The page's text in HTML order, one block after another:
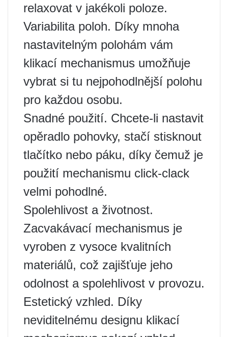
relaxovat v jakékoli poloze.
Variabilita poloh. Díky mnoha
nastavitelným polohám vám
klikací mechanismus umožňuje
vybrat si tu nejpohodlnější polohu
pro každou osobu.
Snadné použití. Chcete-li nastavit
opěradlo pohovky, stačí stisknout
tlačítko nebo páku, díky čemuž je
použití mechanismu click-clack
velmi pohodlné.
Spolehlivost a životnost.
Zacvakávací mechanismus je
vyroben z vysoce kvalitních
materiálů, což zajišťuje jeho
odolnost a spolehlivost v provozu.
Estetický vzhled. Díky
neviditelnému designu klikací